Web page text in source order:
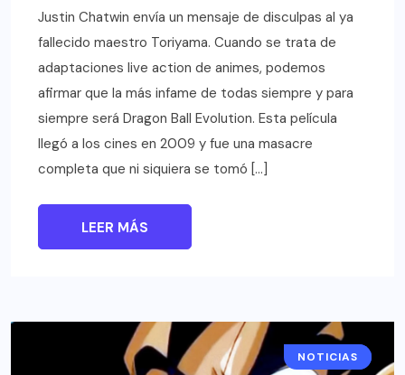
Justin Chatwin envía un mensaje de disculpas al ya
fallecido maestro Toriyama. Cuando se trata de
adaptaciones live action de animes, podemos
afirmar que la más infame de todas siempre y para
siempre será Dragon Ball Evolution. Esta película
llegó a los cines en 2009 y fue una masacre
completa que ni siquiera se tomó […]
LEER MÁS
ANIME
NOTICIAS